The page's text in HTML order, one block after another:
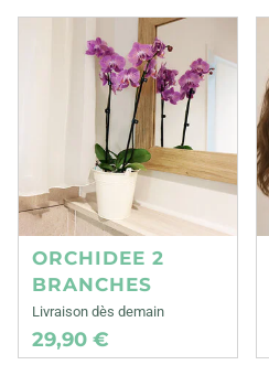
ORCHIDEE 2
BRANCHES
Livraison dès demain
29,90 €